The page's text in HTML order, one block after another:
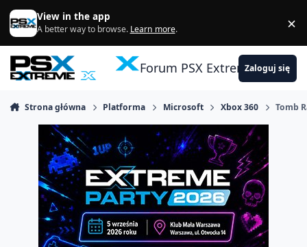
Skocz do zawartości
View in the app
A better way to browse. Learn more. ×
Forum PSX ExtremeZaloguj się
Strona główna Platforma Microsoft Xbox 360 Tomb